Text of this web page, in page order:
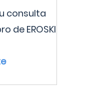
consulta
de EROSKI